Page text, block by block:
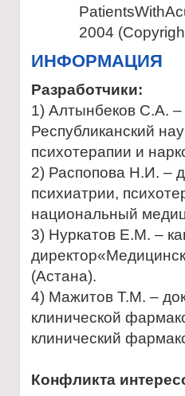
2004
ИНФОРМАЦИЯ
Разработчики:
1) Алтынбеков С.А. –
Республиканский
психотерапии и
2) Распопова Н.И. –
психиатрии,
национальный
3) Нуркатов Е.М. –
(Астана).
4) Мажитов Т.М. –
клинической
клинический
Конфликта